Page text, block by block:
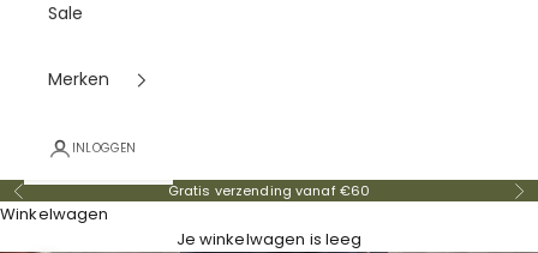
Sale
Merken
INLOGGEN
Vorige Gratis verzending vanaf €60
Winkelwagen
Je winkelwagen is leeg